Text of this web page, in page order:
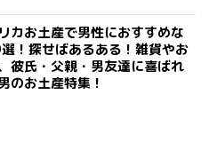
カお土産で男性におすすめな
！探せばあるある！雑貨やお
彼氏・父親・男友達に喜ばれ
のお土産特集！